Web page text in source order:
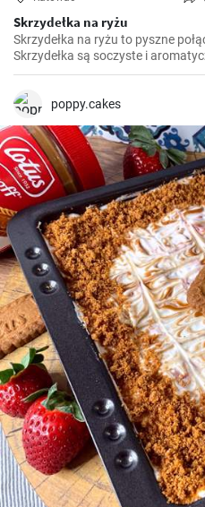
Skrzydełka na ryżu
Skrzydełka na ryżu to pyszne
Skrzydełka są soczyste i
pozwala wydobyć ich smak.
poppy.cakes